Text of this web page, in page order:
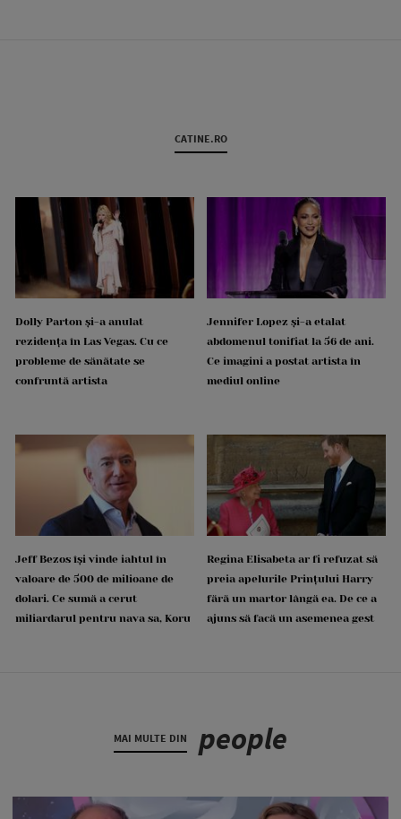
CATINE.RO
Dolly Parton și-a anulat
rezidența în Las Vegas. Cu ce
probleme de sănătate se
confruntă artista
Jennifer Lopez și-a etalat
abdomenul tonifiat la 56 de ani.
Ce imagini a postat artista în
mediul online
Jeff Bezos își vinde iahtul în
valoare de 500 de milioane de
dolari. Ce sumă a cerut
miliardarul pentru nava sa, Koru
Regina Elisabeta ar fi refuzat să
preia apelurile Prințului Harry
fără un martor lângă ea. De ce a
ajuns să facă un asemenea gest
MAI MULTE DIN people